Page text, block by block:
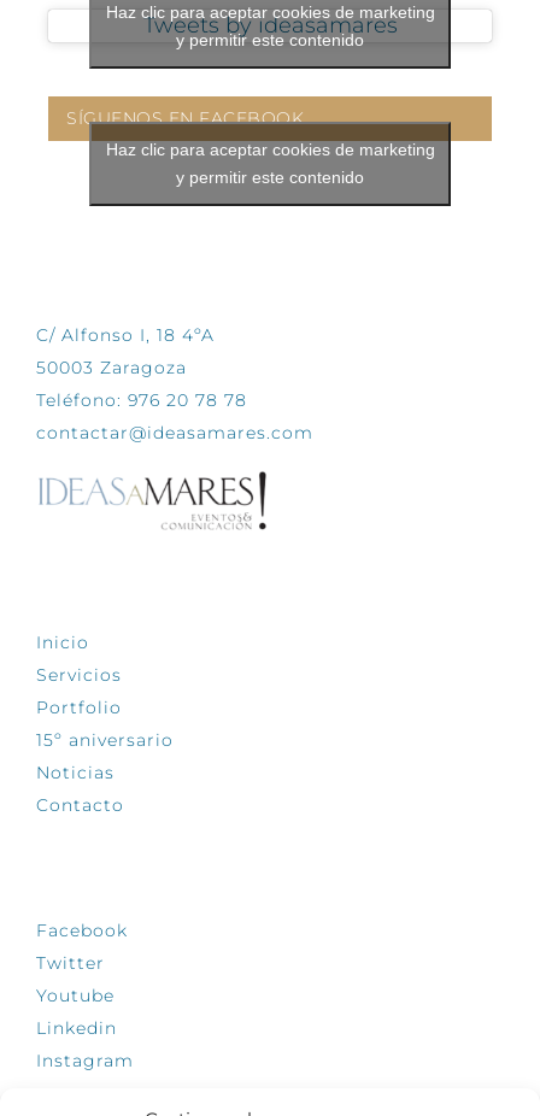
Tweets by ideasamares
Haz clic para aceptar cookies de marketing
y permitir este contenido
SÍGUENOS EN FACEBOOK
Haz clic para aceptar cookies de marketing
y permitir este contenido
C/ Alfonso I, 18 4ºA
50003 Zaragoza
Teléfono: 976 20 78 78
contactar@ideasamares.com
Inicio
Servicios
Portfolio
15º aniversario
Noticias
Contacto
Facebook
Twitter
Youtube
Linkedin
Instagram